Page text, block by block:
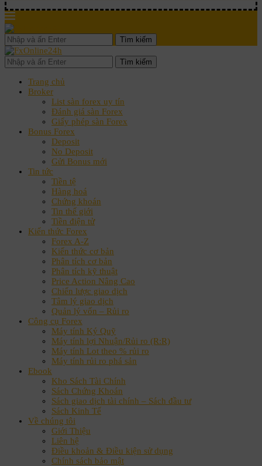
Tìm kiếm
Tìm kiếm
Trang chủ
Broker
List sàn forex uy tín
Đánh giá sàn Forex
Giấy phép sàn Forex
Bonus Forex
Deposit
No Deposit
Gửi Bonus mới
Tin tức
Tiền tệ
Hàng hoá
Chứng khoán
Tin thế giới
Tiền điện tử
Kiến thức Forex
Forex A-Z
Kiến thức cơ bản
Phân tích cơ bản
Phân tích kỹ thuật
Price Action Nâng Cao
Chiến lược giao dịch
Tâm lý giao dịch
Quản lý vốn – Rủi ro
Công cụ Forex
Máy tính Ký Quỹ
Máy tính lợi Nhuận/Rủi ro (R:R)
Máy tính Lot theo % rủi ro
Máy tính rủi ro phá sản
Ebook
Kho Sách Tài Chính
Sách Chứng Khoán
Sách giao dịch tài chính – Sách đầu tư
Sách Kinh Tế
Về chúng tôi
Giới Thiệu
Liên hệ
Điều khoản & Điều kiện sử dụng
Chính sách bảo mật